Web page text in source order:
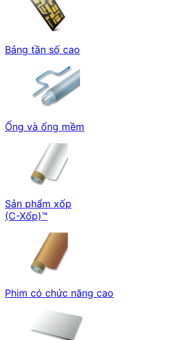
Bảng tần số cao
Ống và ống mềm
Sản phẩm xốp
(C-Xốp)™
Phim có chức năng cao